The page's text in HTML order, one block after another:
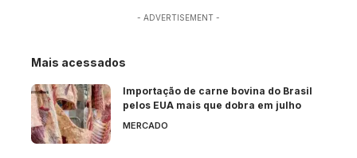
- ADVERTISEMENT -
Mais acessados
Importação de carne bovina do Brasil
pelos EUA mais que dobra em julho
MERCADO